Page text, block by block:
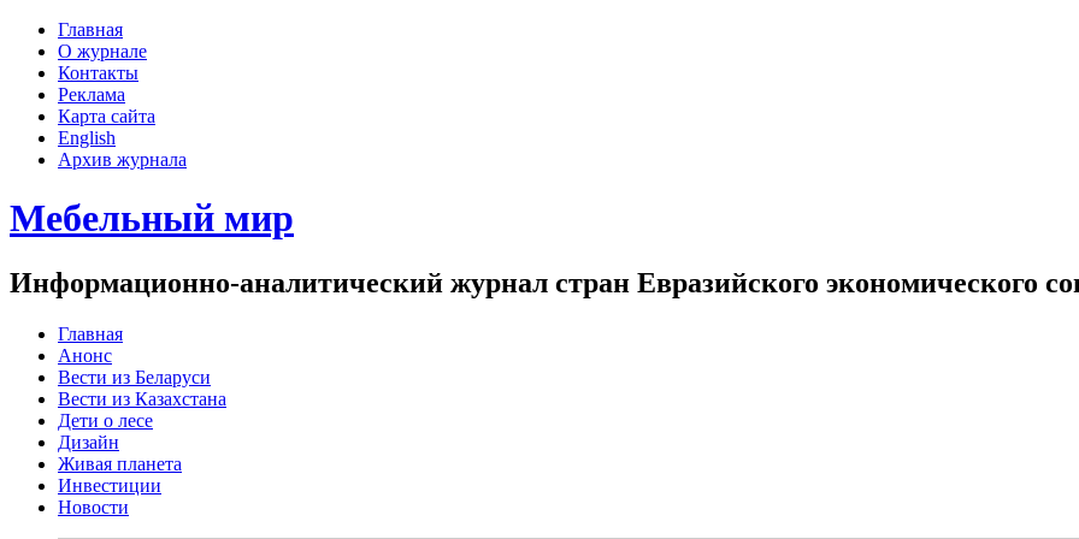
Главная
О журнале
Контакты
Реклама
Карта сайта
English
Архив журнала
Мебельный мир
Информационно-аналитический журнал стран Евразийского экономического
Главная
Анонс
Вести из Беларуси
Вести из Казахстана
Дети о лесе
Дизайн
Живая планета
Инвестиции
Новости